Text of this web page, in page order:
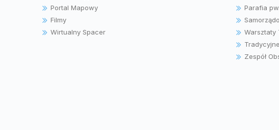
Portal Mapowy
Filmy
Wirtualny Spacer
Parafia
Warsztaty
Zespół